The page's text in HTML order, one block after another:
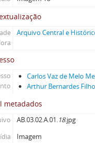
Arquivo Central e
Carlos Vaz de Melo
Arthur Bernardes Filho
metadados
AB.03.02.A.01.18.jpg
Imagem